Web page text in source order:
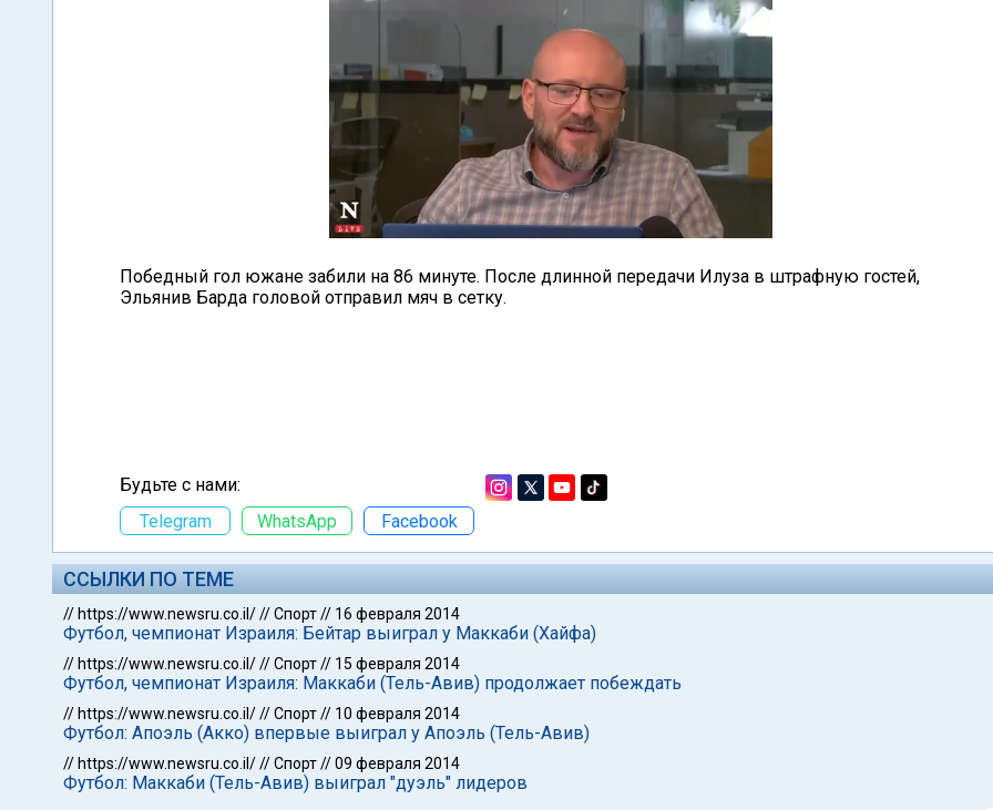
Победный гол южане забили на 86 минуте. После длинной передачи Илуза в штрафную гостей,
Эльянив Барда головой отправил мяч в сетку.
Будьте с нами:
Telegram
WhatsApp Facebook
ССЫЛКИ ПО ТЕМЕ
// https://www.newsru.co.il///Спорт// 16 февраля 2014
Футбол, чемпионат Израиля: Бейтар выиграл у Маккаби (Хайфа)
// https://www.newsru.co.il///Спорт// 15 февраля 2014
Футбол, чемпионат Израиля: Маккаби (Тель-Авив) продолжает побеждать
// https://www.newsru.co.il///Спорт// 10 февраля 2014
Футбол: Апоэль (Акко) впервые выиграл у Апоэль (Тель-Авив)
// https://www.newsru.co.il///Спорт//09 февраля 2014
Футбол: Маккаби (Тель-Авив) выиграл "дуэль" лидеров